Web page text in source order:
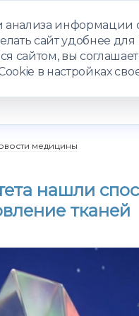
информации
сайт удобнее
сайтом, вы
в настройках
медицины
нашли
тканей